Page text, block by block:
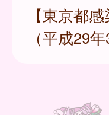
【東京都
（平成29